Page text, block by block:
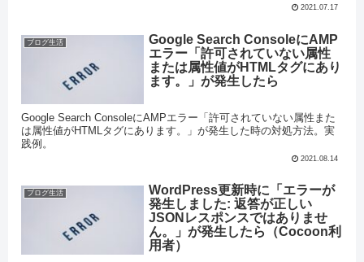
2021.07.17
ブログ生活
Google Search ConsoleにAMP
エラー「許可されていない属性
または属性値がHTMLタグにあり
ます。」が発生したら
Google Search ConsoleにAMPエラー「許可されていない属性また
は属性値がHTMLタグにあります。」が発生した時の対処方法。実
践例。
2021.08.14
ブログ生活
WordPress更新時に「エラーが
発生しました: 返答が正しい
JSONレスポンスではありませ
ん。」が発生したら（Cocoon利
用者）